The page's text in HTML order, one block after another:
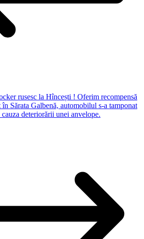
rusesc la Hîncești ! Oferim recompensă
Sărata Galbenă, automobilul s-a tamponat
deteriorării unei anvelope.